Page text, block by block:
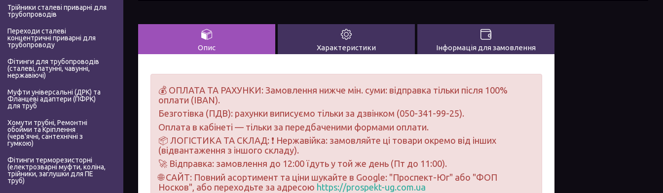
Опис Характеристики Інформація для замовлення
💰 ОПЛАТА ТА РАХУНКИ: Замовлення нижче мін. суми: відправка тільки після 100%
оплати (IBAN).
Безготівка (ПДВ): рахунки виписуємо тільки за дзвінком (050-341-99-25).
Оплата в кабінеті — тільки за передбаченими формами оплати.
📦 ЛОГІСТИКА ТА СКЛАД: ❗ Нержавійка: замовляйте ці товари окремо від інших
(відвантаження з іншого складу).
🚀 Відправка: замовлення до 12:00 їдуть у той же день (Пт до 11:00).
🌐 САЙТ: Повний асортимент та ціни шукайте в Google: "Проспект-Юг" або "ФОП
Носков", або переходьте за адресою https://prospekt-ug.com.ua
Трійники сталеві приварні для
трубопроводів
Переходи сталеві
концентричні приварні для
трубопроводу
Фітинги для трубопроводів
(сталеві, латунні, чавунні,
нержавіючі)
Муфти універсальні (ДРК) та
Фланцеві адаптери (ПФРК)
для труб
Хомути трубні, Ремонтні
обойми та Кріплення
(черв'ячні, сантехнічні з
гумкою)
Фітинги терморезисторні
(електрозварні муфти, коліна,
трійники, заглушки для ПЕ
труб)